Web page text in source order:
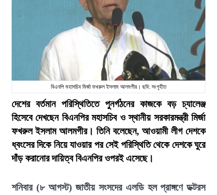
বিএনপি মহাসচিব মির্জা ফখরুল ইসলাম আলমগীর। ছবি: সংগৃহীত
দেশের বর্তমান পরিস্থিতিতে পুনর্গঠনের কাজকে বড় চ্যালেঞ্জ
হিসেবে দেখছেন বিএনপির মহাসচিব ও স্থানীয় সরকারমন্ত্রী মির্জা
ফখরুল ইসলাম আলমগীর। তিনি বলেছেন, আওয়ামী লীগ দেশকে
ধ্বংসের দিকে নিয়ে যাওয়ার পর সেই পরিস্থিতি থেকে দেশকে ঘুরে
দাঁড় করানোর দায়িত্ব বিএনপির ওপরই এসেছে।
শনিবার (৮ আগস্ট) জাতীয় সংসদের এলডি হল প্রাঙ্গণে ডক্টরস